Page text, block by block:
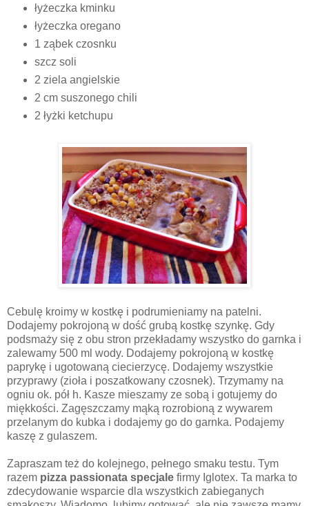
łyżeczka kminku
łyżeczka oregano
1 ząbek czosnku
szcz soli
2 ziela angielskie
2 cm suszonego chili
2 łyżki ketchupu
Cebulę kroimy w kostkę i podrumieniamy na patelni.
Dodajemy pokrojoną w dość grubą kostkę szynkę. Gdy
podsmaży się z obu stron przekładamy wszystko do garnka i
zalewamy 500 ml wody. Dodajemy pokrojoną w kostkę
paprykę i ugotowaną ciecierzycę. Dodajemy wszystkie
przyprawy (zioła i poszatkowany czosnek). Trzymamy na
ogniu ok. pół h. Kasze mieszamy ze sobą i gotujemy do
miękkości. Zagęszczamy mąką rozrobioną z wywarem
przelanym do kubka i dodajemy go do garnka. Podajemy
kaszę z gulaszem.
Zapraszam też do kolejnego, pełnego smaku testu. Tym
razem pizza passionata specjale firmy Iglotex. Ta marka to
zdecydowanie wsparcie dla wszystkich zabieganych